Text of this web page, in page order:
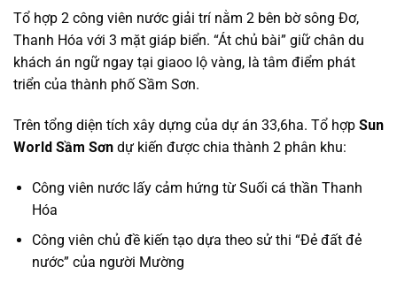
Tổ hợp 2 công viên nước giải trí nằm 2 bên bờ sông Đơ,
Thanh Hóa với 3 mặt giáp biển. “Át chủ bài” giữ chân du
khách án ngữ ngay tại giaoo lộ vàng, là tâm điểm phát
triển của thành phố Sầm Sơn.
Trên tổng diện tích xây dựng của dự án 33,6ha. Tổ hợp Sun
World Sầm Sơn dự kiến được chia thành 2 phân khu:
Công viên nước lấy cảm hứng từ Suối cá thần Thanh
Hóa
Công viên chủ đề kiến tạo dựa theo sử thi “Đẻ đất đẻ
nước” của người Mường